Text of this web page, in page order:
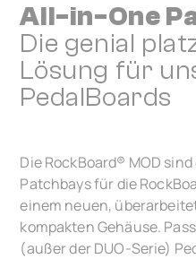
All-in-One
Die genial
Lösung für
PedalBoards
Die RockBoard® MOD
Patchbays für die
einem neuen,
kompakten Gehäuse.
(außer der DUO-Serie)